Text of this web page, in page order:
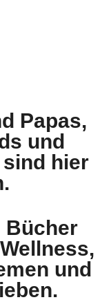
Papas,
und
hier
Bücher
und